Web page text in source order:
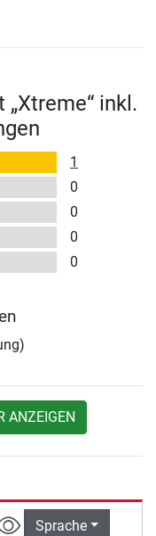
inkl.
1
0
0
0
0
ANZEIGEN
Sprache